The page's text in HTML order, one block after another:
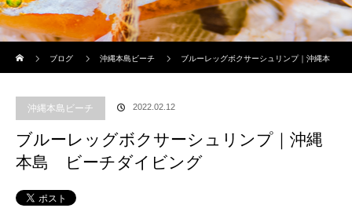
ブログ
沖縄本島ビーチ ブルーレッグボクサーシュリンプ｜沖縄本
沖縄本島ビーチ 2022.02.12
ブルーレッグボクサーシュリンプ｜沖縄
本島 ビーチダイビング